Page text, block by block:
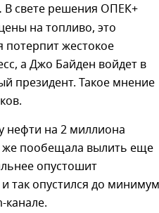
В свете решения ОПЕК+
на топливо, это
потерпит жестокое
а Джо Байден войдет в
президент. Такое мнение
нефти на 2 миллиона
же пообещала вылить еще
опустошит
так опустился до
канале.